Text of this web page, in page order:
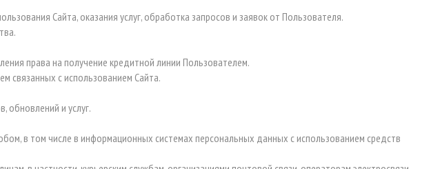
Сайта, оказания услуг, обработка запросов и заявок от Пользователя.
права на получение кредитной линии Пользователем.
связанных с использованием Сайта.
обновлений и услуг.
в том числе в информационных системах персональных данных с использованием средств